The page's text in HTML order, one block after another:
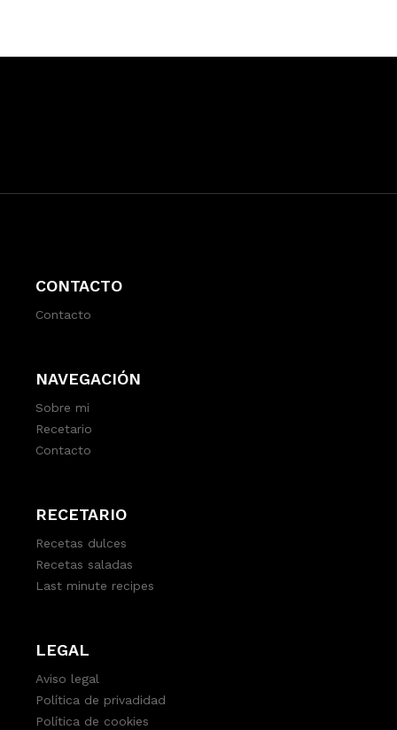
CONTACTO
Contacto
NAVEGACIÓN
Sobre mi
Recetario
Contacto
RECETARIO
Recetas dulces
Recetas saladas
Last minute recipes
LEGAL
Aviso legal
Política de privadidad
Política de cookies